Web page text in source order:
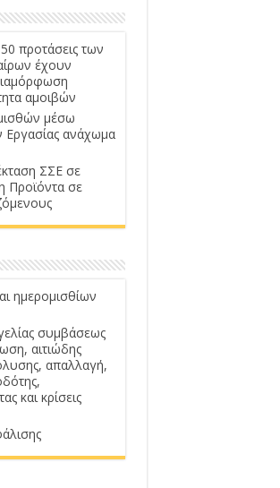
προτάσεις των
έχουν
αμοιβών
μέσω
ανάχωμα
ΣΣΕ σε
Προϊόντα σε
ημερομισθίων
συμβάσεως
αιτιώδης
απαλλαγή,
και κρίσεις